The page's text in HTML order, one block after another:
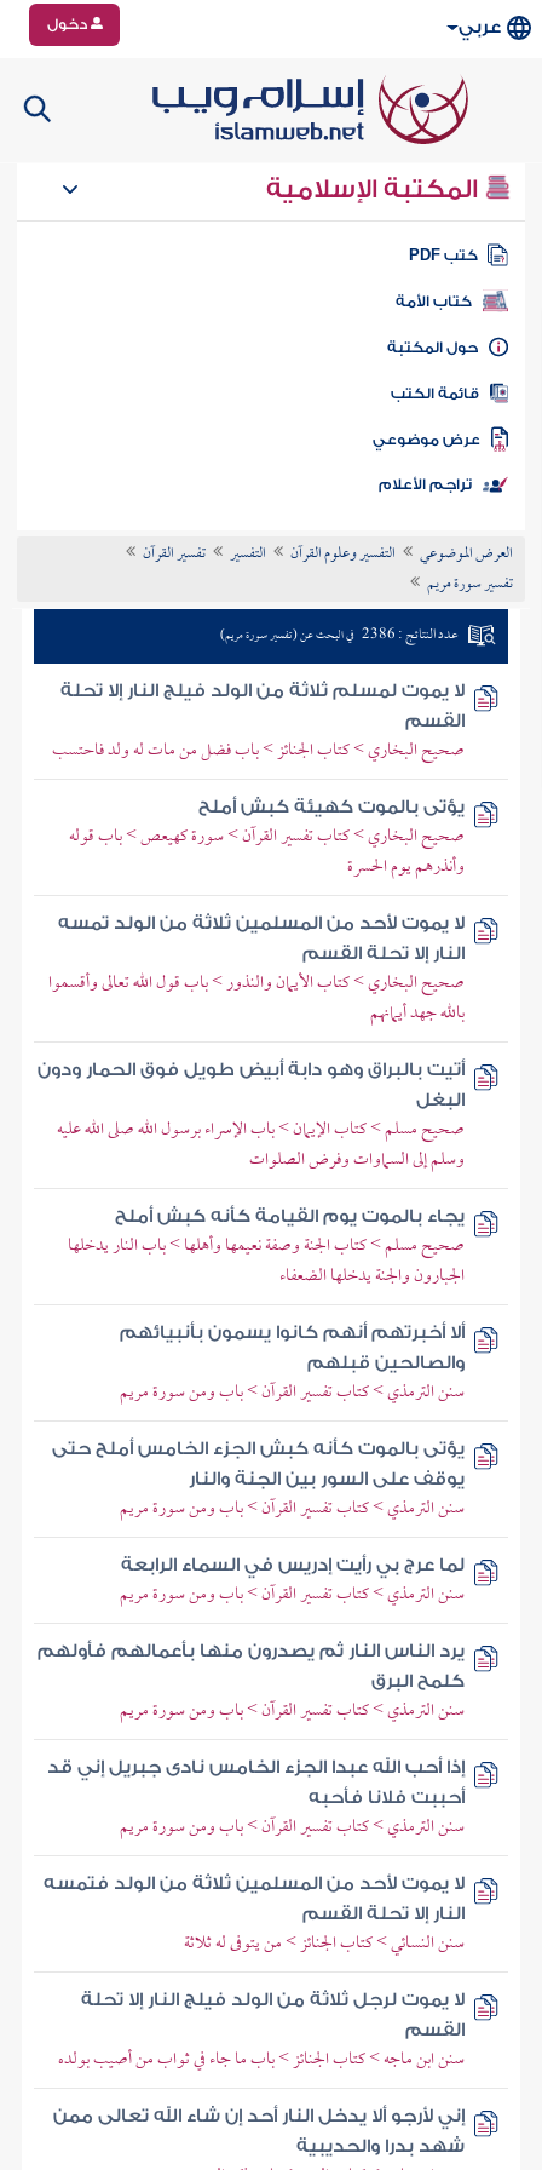
عربي دخول
المكتبة الإسلامية
كتب PDF
كتاب الأمة
المكتبة
الكتب
موضوعي
تراجم الأعلام
العرض الموضوعي التفسير وعلوم القرآن التفسير
تفسير القرآن
تفسير سورة مريم
عدد النتائج : 2386 في البحث عن (تفسير سورة مريم)
لا يموت لمسلم ثلاثة من الولد فيلج النار إلا تحلة
القسم
صحيح البخاري > كتاب الجنائز > باب فضل من مات له ولد فاحتسب
يؤتى بالموت كهيئة كبش أملح
صحيح البخاري > كتاب تفسير القرآن > سورة كهيعص > باب قوله
وأنذرهم يوم الحسرة
لا يموت لأحد من المسلمين ثلاثة من الولد تمسه
النار إلا تحلة القسم
صحيح البخاري > كتاب الأيمان والنذور > باب قول الله تعالى وأقسموا
بالله جهد أيمانهم
أتيت بالبراق وهو دابة أبيض طويل فوق الحمار ودون
البغل
صحيح مسلم > كتاب الإيمان > باب الإسراء برسول الله صلى الله عليه
وسلم إلى السماوات وفرض الصلوات
يجاء بالموت يوم القيامة كأنه كبش أملح
صحيح مسلم > كتاب الجنة وصفة نعيمها وأهلها > باب النار يدخلها
الجبارون والجنة يدخلها الضعفاء
ألا أخبرتهم أنهم كانوا يسمون بأنبيائهم
والصالحين قبلهم
سنن الترمذي > كتاب تفسير القرآن > باب ومن سورة مريم
يؤتى بالموت كأنه كبش الجزء الخامس أملح حتى
يوقف على السور بين الجنة والنار
سنن الترمذي > كتاب تفسير القرآن > باب ومن سورة مريم
لما عرج بي رأيت إدريس في السماء الرابعة
سنن الترمذي > كتاب تفسير القرآن > باب ومن سورة مريم
يرد الناس النار ثم يصدرون منها بأعمالهم فأولهم
كلمح البرق
سنن الترمذي > كتاب تفسير القرآن > باب ومن سورة مريم
إذا أحب الله عبدا الجزء الخامس نادى جبريل إني قد
أحببت فلانا فأحبه
سنن الترمذي > كتاب تفسير القرآن > باب ومن سورة مريم
لا يموت لأحد من المسلمين ثلاثة من الولد فتمسه
النار إلا تحلة القسم
سنن النسائي > كتاب الجنائز > من يتوفى له ثلاثة
لا يموت لرجل ثلاثة من الولد فيلج النار إلا تحلة
القسم
سنن ابن ماجه > كتاب الجنائز > باب ما جاء في ثواب من أصيب بولده
إني لأرجو ألا يدخل النار أحد إن شاء الله تعالى ممن
شهد بدرا والحديبية